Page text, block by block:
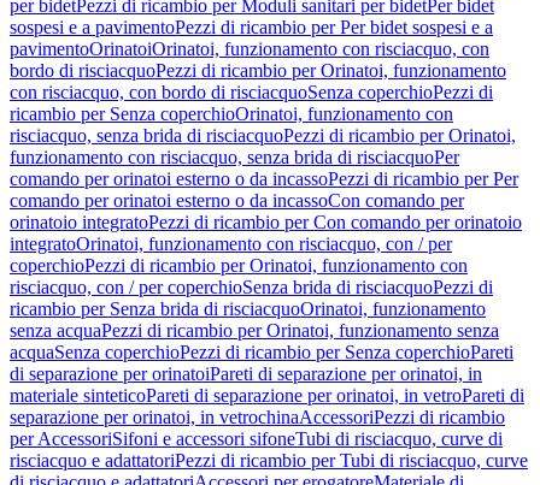
per bidetPezzi di ricambio per Moduli sanitari per bidetPer bidet
sospesi e a pavimentoPezzi di ricambio per Per bidet sospesi e a
pavimentoOrinatoiOrinatoi, funzionamento con risciacquo, con
bordo di risciacquoPezzi di ricambio per Orinatoi, funzionamento
con risciacquo, con bordo di risciacquoSenza coperchioPezzi di
ricambio per Senza coperchioOrinatoi, funzionamento con
risciacquo, senza brida di risciacquoPezzi di ricambio per Orinatoi,
funzionamento con risciacquo, senza brida di risciacquoPer
comando per orinatoi esterno o da incassoPezzi di ricambio per Per
comando per orinatoi esterno o da incassoCon comando per
orinatoio integratoPezzi di ricambio per Con comando per orinatoio
integratoOrinatoi, funzionamento con risciacquo, con / per
coperchioPezzi di ricambio per Orinatoi, funzionamento con
risciacquo, con / per coperchioSenza brida di risciacquoPezzi di
ricambio per Senza brida di risciacquoOrinatoi, funzionamento
senza acquaPezzi di ricambio per Orinatoi, funzionamento senza
acquaSenza coperchioPezzi di ricambio per Senza coperchioPareti
di separazione per orinatoiPareti di separazione per orinatoi, in
materiale sinteticoPareti di separazione per orinatoi, in vetroPareti di
separazione per orinatoi, in vetrochinaAccessoriPezzi di ricambio
per AccessoriSifoni e accessori sifoneTubi di risciacquo, curve di
risciacquo e adattatoriPezzi di ricambio per Tubi di risciacquo, curve